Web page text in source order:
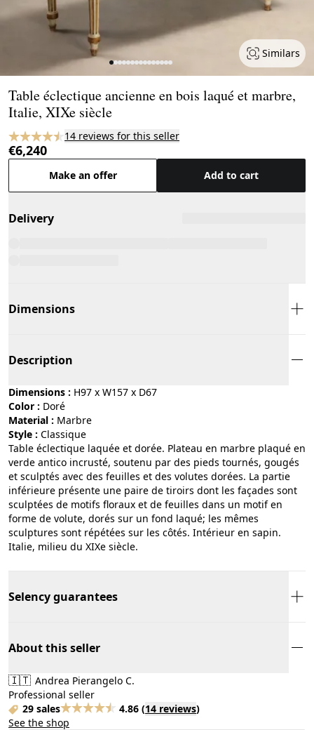
Similars
Table éclectique ancienne en bois laqué et marbre,
Italie, XIXe siècle
14 reviews for this seller
€6,240
Make an offer Add to cart
Delivery
Dimensions
Description
Dimensions : H97 x W157 x D67
Color :
doré
Material :
marbre
Style :
classique
Table éclectique laquée et dorée. Plateau en marbre plaqué en
verde antico incrusté, soutenu par des pieds tournés, gougés
et sculptés avec des feuilles et des volutes dorées. La partie
inférieure présente une paire de tiroirs dont les façades sont
sculptées de motifs floraux et de feuilles dans un motif en
forme de volute, dorés sur un fond laqué; les mêmes
sculptures sont répétées sur les côtés. Intérieur en sapin.
Italie, milieu du XIXe siècle.
Selency guarantees
About this seller
🇮🇹 Andrea Pierangelo C.
Professional seller
29 sales
4.86 (14 reviews)
See the shop